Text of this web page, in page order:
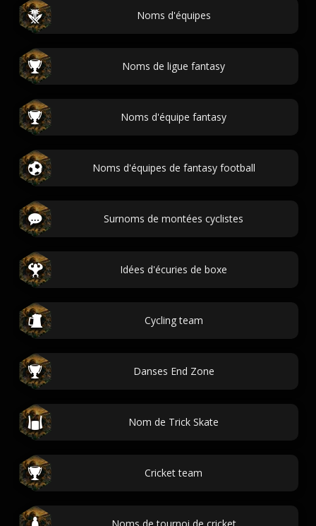
Noms d'équipes
Noms de ligue fantasy
Noms d'équipe fantasy
Noms d'équipes de fantasy football
Surnoms de montées cyclistes
Idées d'écuries de boxe
Cycling team
Danses End Zone
Nom de Trick Skate
Cricket team